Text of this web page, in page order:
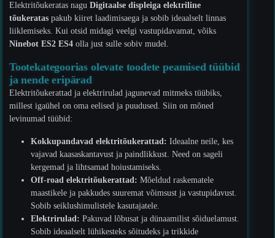
Elektritõukeratas nagu Digitaalse displeiga elektriline
tõukeratas pakub kiiret laadimisaega ja sobib ideaalselt linnas
liiklemiseks. Kui otsid midagi veelgi vastupidavamat, võiks
Ninebot ES2 ES4 olla just sulle sobiv mudel.
Tootekategoorias olevate toodete peamised tüübid
ja nende eripärad
Elektritõukerattad ja elektrirulad jagunevad mitmeks tüübiks,
millest igaühel on oma eelised ja puudused. Siin on mõned
levinumad tüübid:
Kokkupandavad elektritõukerattad: Ideaalne neile, kes
vajavad kaasaskantavust ja paindlikkust. Need on sageli
kergemad ja lihtsamad hoiustamiseks.
Off-road elektritõukerattad: Mõeldud raskematele
maastikele ja pakkudes suuremat võimsust ja vastupidavust.
Sobib seiklushimulistele kasutajatele.
Elektrirulad: Pakuvad lõbusat ja dünaamilist sõiduelamust.
Sobib ideaalselt lühikesteks sõitudeks ja trikkide